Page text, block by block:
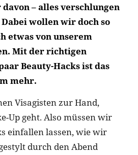
– alles verschlungen
wollen wir doch so
etwas von unserem
Mit der richtigen
Beauty-Hacks ist das
mehr.
Visagisten zur Hand,
Up geht. Also müssen wir
einfallen lassen, wie wir
durch den Abend